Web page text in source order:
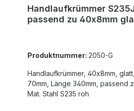
Handlaufkrümmer
passend zu 40x8mm
Produktnummer: 2050-G
Handlaufkrümmer, 40x8mm,
70mm, Länge 340mm, passend
Mat. Stahl S235 roh